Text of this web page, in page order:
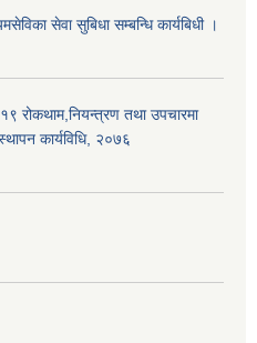
सेवा सुबिधा सम्बन्धि कार्यबिधी ।
रोकथाम,नियन्त्रण तथा उपचारमा
कार्यविधि, २०७६